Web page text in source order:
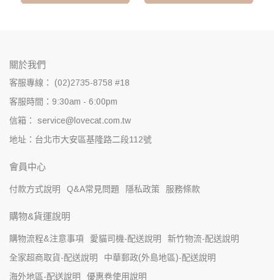
關於我們
客服專線： (02)2735-8758 #18
客服時間：9:30am - 6:00pm
信箱： service@lovecat.com.tw
地址：台北市大安區基隆路二段112號
會員中心
付款方式說明 Q&A常見問題 隱私政策 服務條款
購物&貨運說明
購物流程&注意事項 愛貓司機-配送說明
新竹物流-配送說明
全家超商取貨-配送說明
中華郵政(外島地區)-配送說明
海外地區-配送說明
優惠卷使用說明